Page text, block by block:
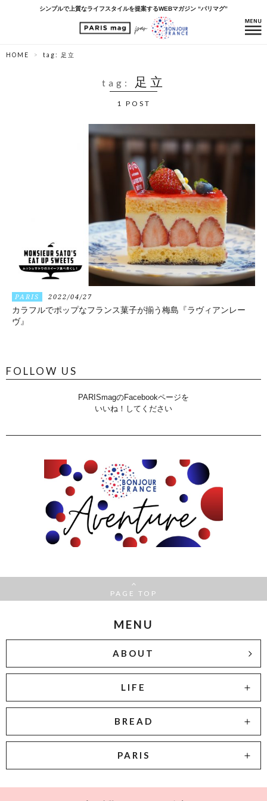
シンプルで上質なライフスタイルを提案するWEBマガジン “パリマグ”
HOME tag: 足立
tag: 足立
1 POST
PARIS 2022/04/27
カラフルでポップなフランス菓子が揃う梅島『ラヴィアンレー
ヴ』
FOLLOW US
PARISmagのFacebookページを
いいね！してください
PAGE TOP
MENU
ABOUT
LIFE
BREAD
PARIS